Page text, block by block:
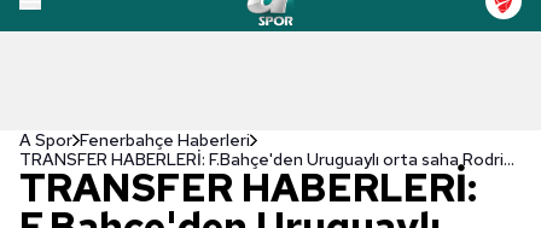
A Spor Fenerbahçe Haberleri
TRANSFER HABERLERİ: F.Bahçe'den Uruguaylı orta saha Rodrigo Zazalar'ı istiyor!
TRANSFER HABERLERİ: